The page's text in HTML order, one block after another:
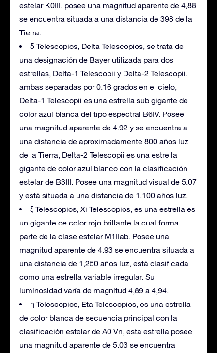
estelar K0III. posee una magnitud aparente de 4,88
se encuentra situada a una distancia de 398 de la
Tierra.
δ Telescopios, Delta Telescopios, se trata de
una designación de Bayer utilizada para dos
estrellas, Delta-1 Telescopii y Delta-2 Telescopii.
ambas separadas por 0.16 grados en el cielo,
Delta-1 Telescopii es una estrella sub gigante de
color azul blanca del tipo espectral B6IV. Posee
una magnitud aparente de 4.92 y se encuentra a
una distancia de aproximadamente 800 años luz
de la Tierra, Delta-2 Telescopii es una estrella
gigante de color azul blanco con la clasificación
estelar de B3III. Posee una magnitud visual de 5.07
y está situada a una distancia de 1.100 años luz.
ξ Telescopios, Xi Telescopios, es una estrella es
un gigante de color rojo brillante la cual forma
parte de la clase estelar M1IIab. Posee una
magnitud aparente de 4.93 se encuentra situada a
una distancia de 1,250 años luz, está clasificada
como una estrella variable irregular. Su
luminosidad varía de magnitud 4,89 a 4,94.
η Telescopios, Eta Telescopios, es una estrella
de color blanca de secuencia principal con la
clasificación estelar de A0 Vn, esta estrella posee
una magnitud aparente de 5.03 se encuentra